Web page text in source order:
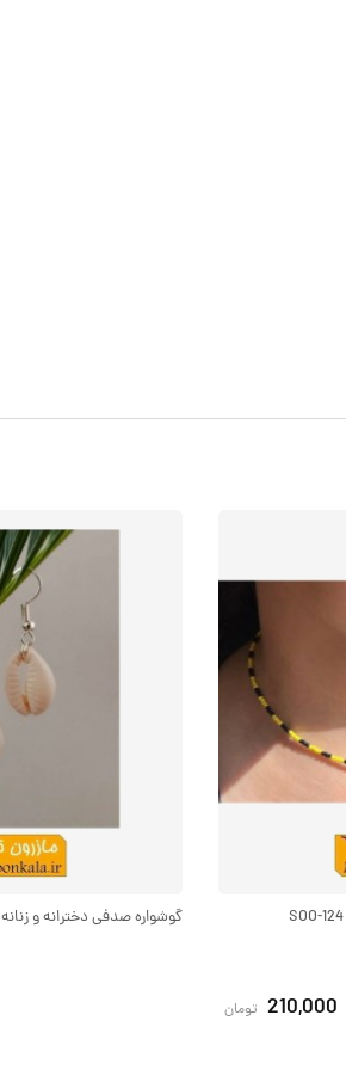
210,000 تومان
گوشواره صدفی دخترانه و زنانه SOO-117